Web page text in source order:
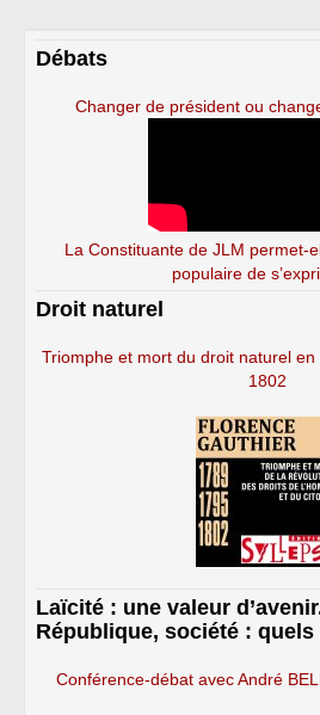
Débats
Changer de président ou
La Constituante de JLM permet-
populaire de
Droit naturel
Triomphe et mort du droit naturel
1802
Laïcité : une valeur
République, société : quels
Conférence-débat avec André